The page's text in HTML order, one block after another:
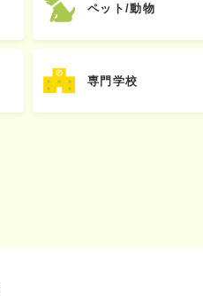
ペット/動物
専門学校